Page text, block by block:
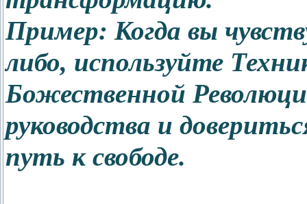
Пример: Когда вы
либо, используйте
Божественной
руководства и
путь к свободе.